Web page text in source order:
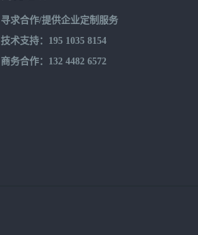
寻求合作/提供企业定制服务
技术支持：195 1035 8154
商务合作：132 4482 6572